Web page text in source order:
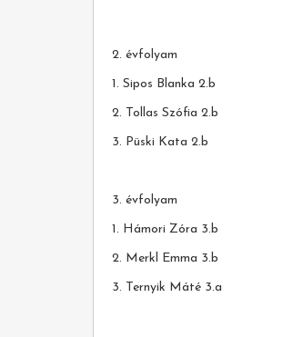
2. évfolyam
1. Sipos Blanka 2.b
2. Tollas Szófia 2.b
3. Püski Kata 2.b
3. évfolyam
1. Hámori Zóra 3.b
2. Merkl Emma 3.b
3. Ternyik Máté 3.a